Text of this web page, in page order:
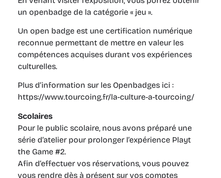
un openbadge de la catégorie « jeu ».
Un open badge est une certification numérique
reconnue permettant de mettre en valeur les
compétences acquises durant vos expériences
culturelles.
Plus d’information sur les Openbadges ici :
https://www.tourcoing.fr/la-culture-a-tourcoing/
Scolaires
Pour le public scolaire, nous avons préparé une
série d’atelier pour prolonger l’expérience Playt
the Game #2.
Afin d’effectuer vos réservations, vous pouvez
vous rendre dès à présent sur vos comptes